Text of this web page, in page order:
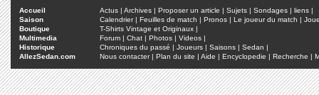
Accueil Actus | Archives | Proposer un article | Sujets | Sondages | liens |
Saison
Calendrier| Feuilles de match | Pronos | Le joueur du match |
Boutique
T-Shirts Vintage et Originaux |
Multimedia
Forum | Chat | Photos | Videos |
Historique
Chroniques du passé | Joueurs | Saisons | Sedan |
AllezSedan.com
Nous contacter| Plan du site | Aide | Encyclopedie | Recherche |